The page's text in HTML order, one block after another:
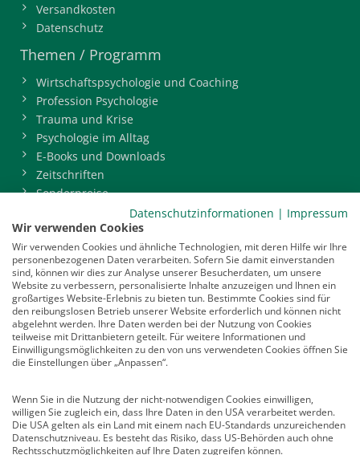
Versandkosten
Datenschutz
Themen / Programm
Wirtschaftspsychologie und Coaching
Profession Psychologie
Trauma und Krise
Psychologie im Alltag
E-Books und Downloads
Zeitschriften
Sonderpreise
BDP-Mitgliederbereich
Service
Newsletter
Mediadaten
Infocenter
Veranstaltungen
Nachrichten
Abo kündigen
Vertrag widerrufen
Kontakt
Datenschutzinformationen | Impressum
Wir verwenden Cookies
Wir verwenden Cookies und ähnliche Technologien, mit deren Hilfe wir Ihre
personenbezogenen Daten verarbeiten. Sofern Sie damit einverstanden
sind, können wir dies zur Analyse unserer Besucherdaten, um unsere
Website zu verbessern, personalisierte Inhalte anzuzeigen und Ihnen ein
großartiges Website-Erlebnis zu bieten tun. Bestimmte Cookies sind für
den reibungslosen Betrieb unserer Website erforderlich und können nicht
abgelehnt werden. Ihre Daten werden bei der Nutzung von Cookies
teilweise mit Drittanbietern geteilt. Für weitere Informationen und
Einwilligungsmöglichkeiten zu den von uns verwendeten Cookies öffnen Sie
die Einstellungen über „Anpassen“.
Wenn Sie in die Nutzung der nicht-notwendigen Cookies einwilligen,
willigen Sie zugleich ein, dass Ihre Daten in den USA verarbeitet werden.
Die USA gelten als ein Land mit einem nach EU-Standards unzureichenden
Datenschutzniveau. Es besteht das Risiko, dass US-Behörden auch ohne
Rechtsschutzmöglichkeiten auf Ihre Daten zugreifen können.